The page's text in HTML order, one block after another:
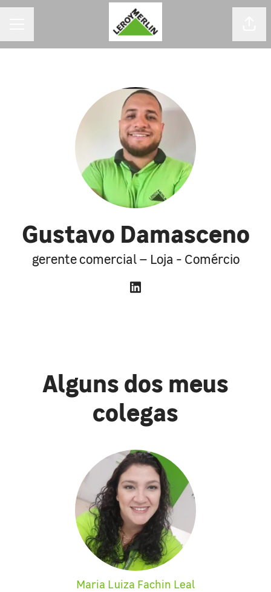
Gustavo Damasceno
gerente comercial – Loja - Comércio
Alguns dos meus
colegas
Maria Luiza Fachin Leal